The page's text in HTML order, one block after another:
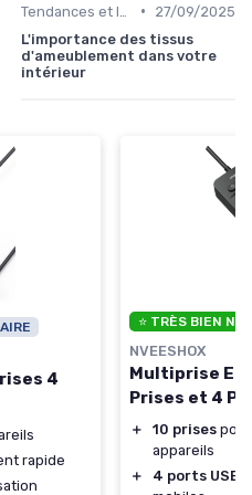
•
27/09/2025
L'importance des tissus
d'ameublement dans votre
intérieur
4
rapide
⭐ TRÈS BIEN
NVEESHOX
Multiprise
Prises et 4
＋ 10 prises
appareils
＋
4 ports USB